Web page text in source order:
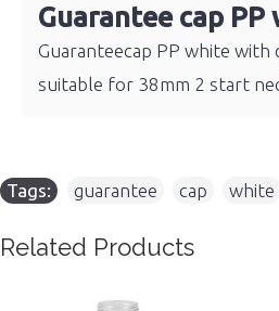
Guarantee cap
Guaranteecap PP white with
suitable for 38mm 2 start
Tags: guarantee cap white
Related Products